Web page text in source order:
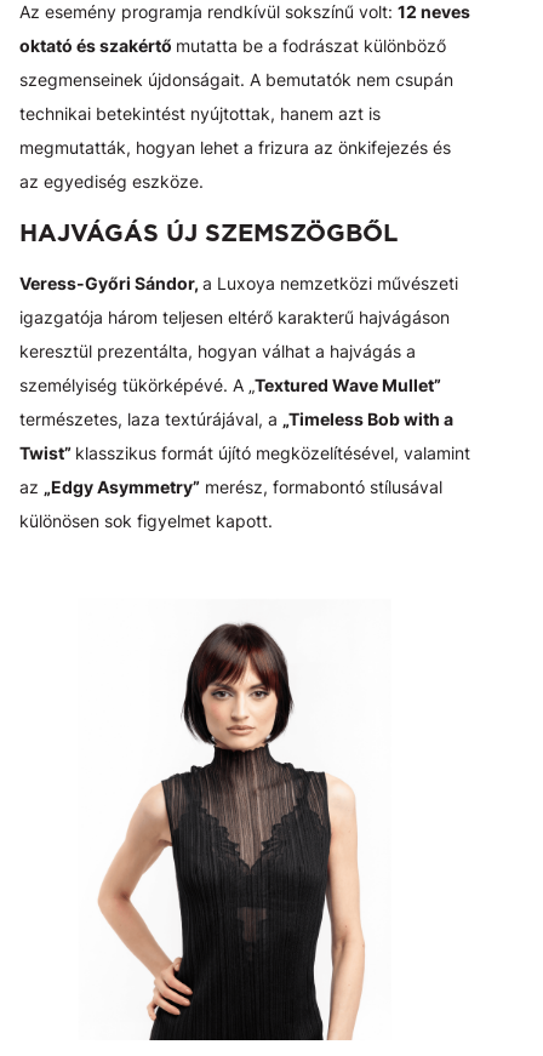
Az esemény programja rendkívül sokszínű volt: 12 neves
oktató és szakértő mutatta be a fodrászat különböző
szegmenseinek újdonságait. A bemutatók nem csupán
technikai betekintést nyújtottak, hanem azt is
megmutatták, hogyan lehet a frizura az önkifejezés és
az egyediség eszköze.
HAJVÁGÁS ÚJ SZEMSZÖGBŐL
Veress-Győri Sándor, a Luxoya nemzetközi művészeti
igazgatója három teljesen eltérő karakterű hajvágáson
keresztül prezentálta, hogyan válhat a hajvágás a
személyiség tükörképévé. A „Textured Wave Mullet”
természetes, laza textúrájával, a „Timeless Bob with a
Twist” klasszikus formát újító megközelítésével, valamint
az „Edgy Asymmetry” merész, formabontó stílusával
különösen sok figyelmet kapott.